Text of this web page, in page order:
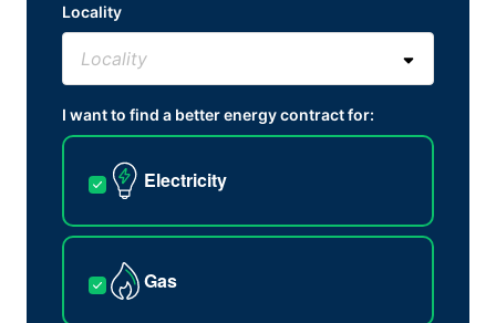
Locality
I want to find a better energy contract for:
Electricity
Gas